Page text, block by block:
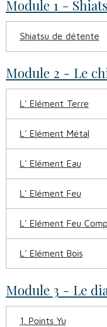
Module 1 -
Shiatsu de détente
Module 2 - Le
L' Elément Terre
L' Elément Métal
L' Elément Eau
L' Elément Feu
L' Elément Feu
L' Elément Bois
Module 3 - Le
1. Points Yu